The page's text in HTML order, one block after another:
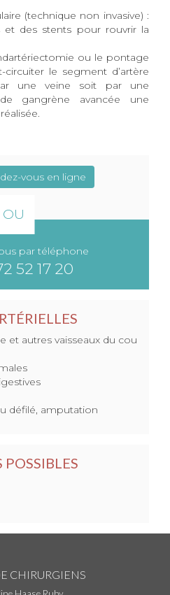
(technique non invasive) :
et des stents pour rouvrir la
ou le pontage
le segment d’artère
une veine soit par une
gangrène avancée une
vous en ligne
OU
par téléphone
52 17 20
et autres vaisseaux du cou
défilé, amputation
CHIRURGIENS